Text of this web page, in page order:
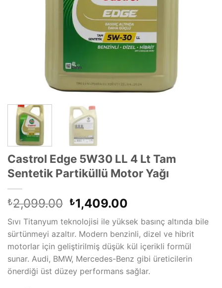
Castrol Edge 5W30 LL 4 Lt Tam
Sentetik Partiküllü Motor Yağı
₺2,099.00 Orijinal
fiyat:
₺2,099.00.
₺1,409.00
andaki
fiyat:
₺1,409.00.
Sıvı Titanyum teknolojisi ile yüksek basınç altında bile
sürtünmeyi azaltır. Modern benzinli, dizel ve hibrit
motorlar için geliştirilmiş düşük kül içerikli formül
sunar. Audi, BMW, Mercedes-Benz gibi üreticilerin
önerdiği üst düzey performans sağlar.